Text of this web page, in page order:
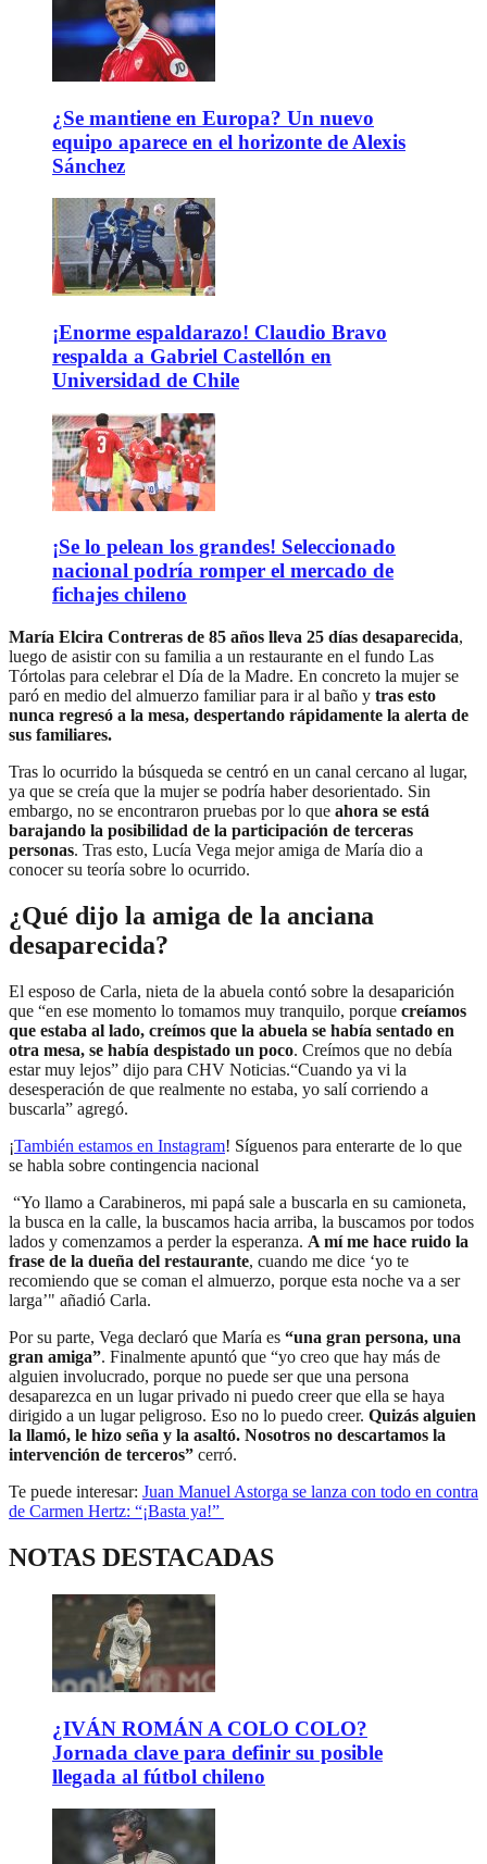
¿Se mantiene en Europa? Un nuevo
equipo aparece en el horizonte de Alexis
Sánchez
¡Enorme espaldarazo! Claudio Bravo
respalda a Gabriel Castellón en
Universidad de Chile
¡Se lo pelean los grandes! Seleccionado
nacional podría romper el mercado de
fichajes chileno
María Elcira Contreras de 85 años lleva 25 días desaparecida,
luego de asistir con su familia a un restaurante en el fundo Las
Tórtolas para celebrar el Día de la Madre. En concreto la mujer se
paró en medio del almuerzo familiar para ir al baño y tras esto
nunca regresó a la mesa, despertando rápidamente la alerta de
sus familiares.
Tras lo ocurrido la búsqueda se centró en un canal cercano al lugar,
ya que se creía que la mujer se podría haber desorientado. Sin
embargo, no se encontraron pruebas por lo que ahora se está
barajando la posibilidad de la participación de terceras
personas. Tras esto, Lucía Vega mejor amiga de María dio a
conocer su teoría sobre lo ocurrido.
¿Qué dijo la amiga de la anciana
desaparecida?
El esposo de Carla, nieta de la abuela contó sobre la desaparición
que “en ese momento lo tomamos muy tranquilo, porque creíamos
que estaba al lado, creímos que la abuela se había sentado en
otra mesa, se había despistado un poco. Creímos que no debía
estar muy lejos” dijo para CHV Noticias.“Cuando ya vi la
desesperación de que realmente no estaba, yo salí corriendo a
buscarla” agregó.
¡También estamos en Instagram! Síguenos para enterarte de lo que
se habla sobre contingencia nacional
“Yo llamo a Carabineros, mi papá sale a buscarla en su camioneta,
la busca en la calle, la buscamos hacia arriba, la buscamos por todos
lados y comenzamos a perder la esperanza. A mí me hace ruido la
frase de la dueña del restaurante, cuando me dice ‘yo te
recomiendo que se coman el almuerzo, porque esta noche va a ser
larga’" añadió Carla.
Por su parte, Vega declaró que María es “una gran persona, una
gran amiga”. Finalmente apuntó que “yo creo que hay más de
alguien involucrado, porque no puede ser que una persona
desaparezca en un lugar privado ni puedo creer que ella se haya
dirigido a un lugar peligroso. Eso no lo puedo creer. Quizás alguien
la llamó, le hizo seña y la asaltó. Nosotros no descartamos la
intervención de terceros” cerró.
Te puede interesar: Juan Manuel Astorga se lanza con todo en contra
de Carmen Hertz: “¡Basta ya!”
NOTAS DESTACADAS
¿IVÁN ROMÁN A COLO COLO?
Jornada clave para definir su posible
llegada al fútbol chileno